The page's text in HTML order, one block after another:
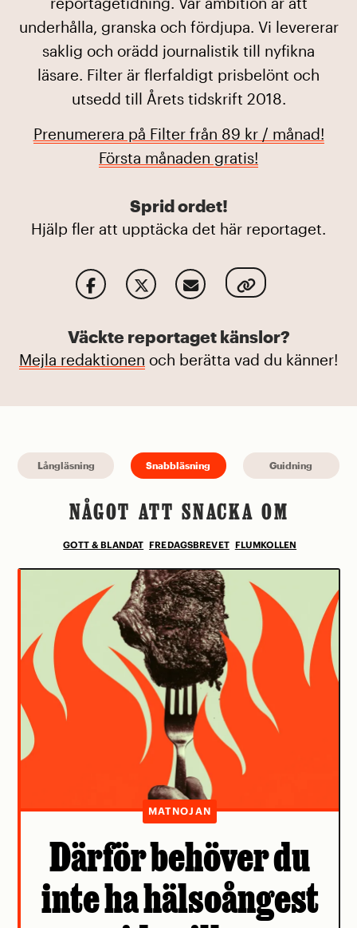
underhålla, granska och fördjupa. Vi levererar
saklig och orädd journalistik till nyfikna
läsare. Filter är flerfaldigt prisbelönt och
utsedd till Årets tidskrift 2018.
Prenumerera på Filter från 89 kr / månad!
Första månaden gratis!
Sprid ordet!
Hjälp fler att upptäcka det här reportaget.
Väckte reportaget känslor?
Mejla redaktionen och berätta vad du känner!
Långläsning Snabbläsning Guidning
NÅGOT ATT SNACKA OM
GOTT & BLANDAT FREDAGSBREVET FLUMKOLLEN
MATNOJAN
Därför behöver du
inte ha hälsoångest